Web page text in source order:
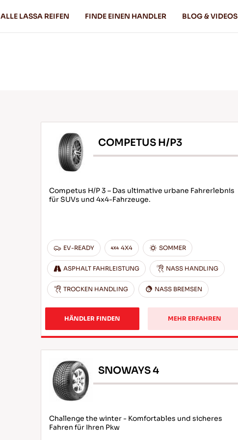
ALLE LASSA REIFEN FINDE EINEN HANDLER BLOG & VIDEOS
COMPETUS H/P3
Competus H/P 3 – Das ultimative urbane Fahrerlebnis
für SUVs und 4x4-Fahrzeuge.
EV-READY 4X4 SOMMER
ASPHALT FAHRLEISTUNG NASS HANDLING
TROCKEN HANDLING NASS BREMSEN
HÄNDLER FINDEN MEHR ERFAHREN
SNOWAYS 4
Challenge the winter - Komfortables und sicheres
Fahren für Ihren Pkw